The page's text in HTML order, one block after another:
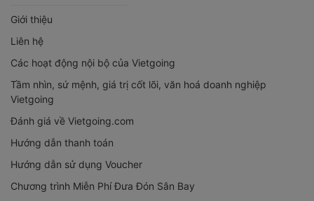
Giới thiệu
Liên hệ
Các hoạt động nội bộ của Vietgoing
Tầm nhìn, sứ mệnh, giá trị cốt lõi, văn hoá doanh nghiệp
Vietgoing
Đánh giá về Vietgoing.com
Hướng dẫn thanh toán
Hướng dẫn sử dụng Voucher
Chương trình Miễn Phí Đưa Đón Sân Bay